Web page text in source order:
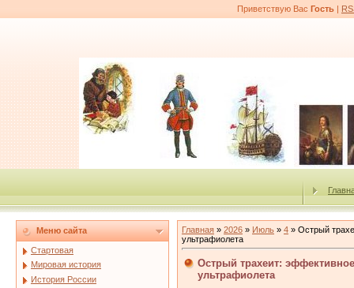
Приветствую Вас Гость |
Меню сайта
Стартовая
Мировая история
История России
Главная » 2026 » Июль » 4 » Острый
ультрафиолета
Острый трахеит:
ультрафиолета